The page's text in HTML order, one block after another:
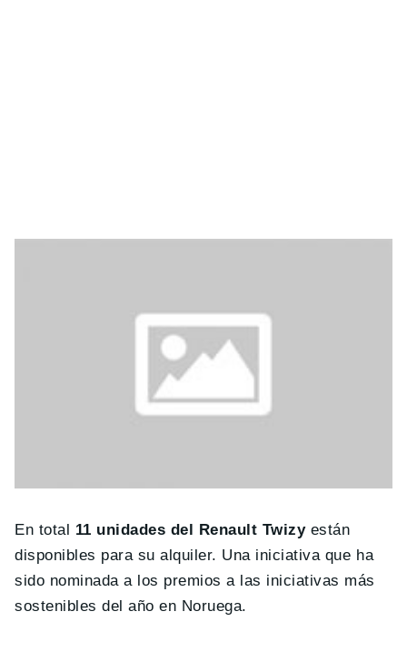
En total 11 unidades del Renault Twizyestán
disponibles para su alquiler. Una iniciativa que ha
sido nominada a los premios a las iniciativas más
sostenibles del año en Noruega.